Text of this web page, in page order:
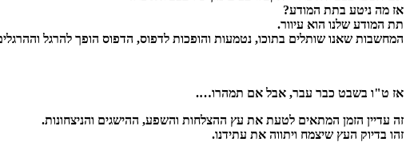
אז מה ניטע בתת המודע?
תת המודע שלנו הוא עיוור.
המחשבות שאנו שותלים בתוכו, נטמעות והופכות לדפוס, הדפוס הופך להרגל
אז ט"ו בשבט כבר עבר, אבל אם תמהרו….
זה עדיין הזמן המתאים לטעת את עץ ההצלחות והשפע, ההישגים והניצחונות.
זהו בדיוק העץ שיצמח ויתווה את עתידנו.